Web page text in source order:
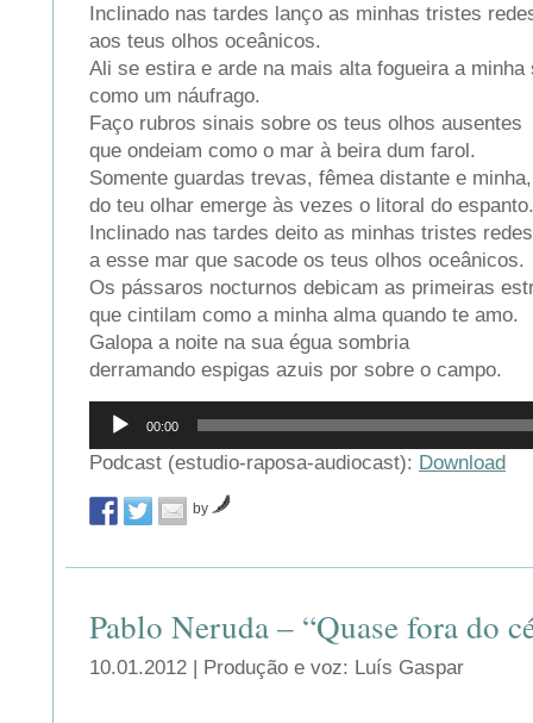
Inclinado nas tardes lanço as minhas tristes
aos teus olhos oceânicos.
Ali se estira e arde na mais alta fogueira a minha
como um náufrago.
Faço rubros sinais sobre os teus olhos ausentes
que ondeiam como o mar à beira dum farol.
Somente guardas trevas, fêmea distante e minha,
do teu olhar emerge às vezes o litoral do espanto.
Inclinado nas tardes deito as minhas tristes redes
a esse mar que sacode os teus olhos oceânicos.
Os pássaros nocturnos debicam as primeiras
que cintilam como a minha alma quando te amo.
Galopa a noite na sua égua sombria
derramando espigas azuis por sobre o campo.
Reprodutor
áudio
00:00
Podcast (estudio-raposa-audiocast): Download
by
Pablo Neruda – “Quase fora do
10.01.2012 | Produção e voz: Luís Gaspar